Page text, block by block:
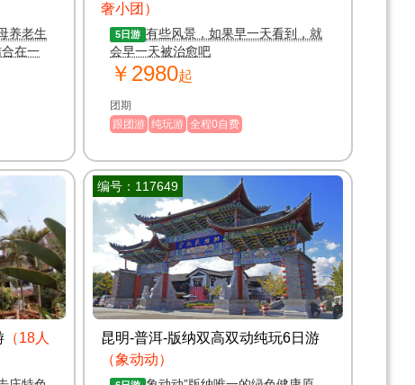
养老生
合在一
生养
奢小团）
5日游 有些风景，如果早一天看到，就
会早一天被治愈吧
￥2980起
团期
跟团游 纯玩游 全程0自费
（18人
编号：117649
昆明-普洱-版纳双高双动纯玩6日游
（象动动）